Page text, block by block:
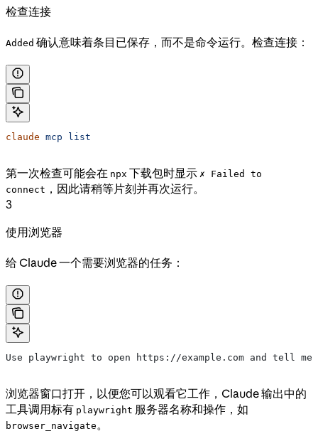
检查连接
Added 确认意味着条目已保存，而不是命令运行。检查连接：
claude mcp list
第一次检查可能会在 npx 下载包时显示 ✗ Failed to
connect ，因此请稍等片刻并再次运行。
3
使用浏览器
给 Claude 一个需要浏览器的任务：
Use playwright to open https://example.com and tell
浏览器窗口打开，以便您可以观看它工作，Claude 输出中的
工具调用标有 playwright 服务器名称和操作，如
browser_navigate 。